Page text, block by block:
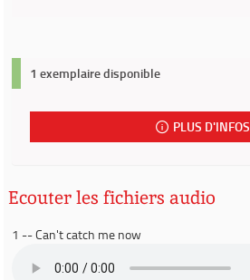
1 exemplaire disponible
PLUS D'INFOS
Ecouter les fichiers audio
1 -- Can't catch me now